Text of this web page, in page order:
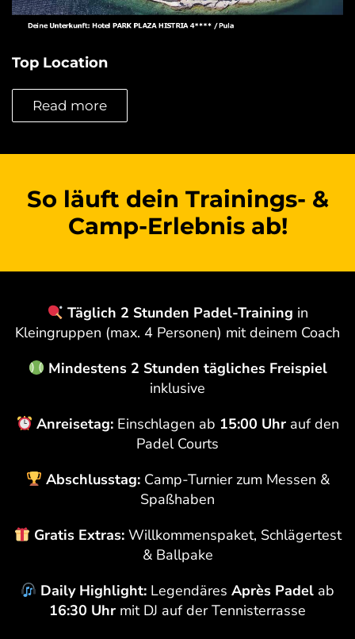
Top Location
Read more
So läuft dein Trainings- &
Camp-Erlebnis ab!
Täglich 2 Stunden Padel-Training in
Kleingruppen (max. 4 Personen) mit deinem Coach
Mindestens 2 Stunden tägliches Freispiel
inklusive
Anreisetag:Einschlagen ab 15:00 Uhrauf den
Padel Courts
Abschlusstag:Camp-Turnier zum Messen &
Spaßhaben
Gratis Extras:Willkommenspaket, Schlägertest
& Ballpake
Daily Highlight: LegendäresAprès Padel ab
16:30 Uhr mit DJ auf der Tennisterrasse